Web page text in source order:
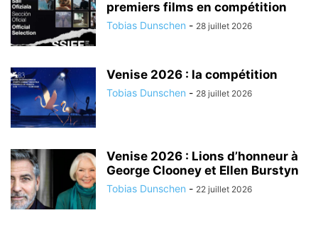
premiers films en compétition
Tobias Dunschen - 28 juillet 2026
Venise 2026 : la compétition
Tobias Dunschen - 28 juillet 2026
Venise 2026 : Lions d’honneur à
George Clooney et Ellen Burstyn
Tobias Dunschen - 22 juillet 2026